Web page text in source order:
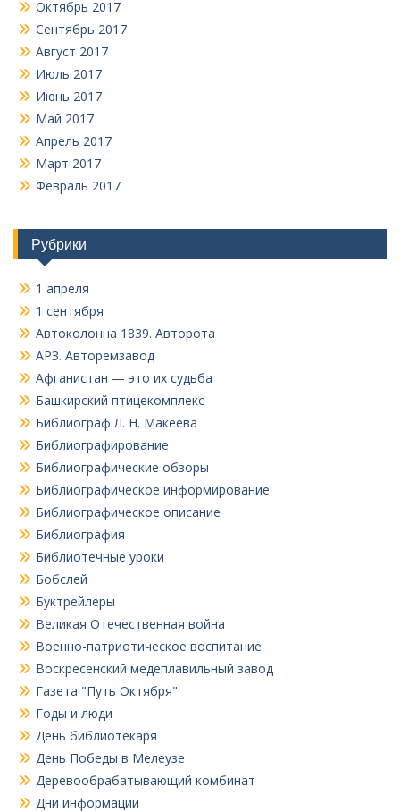
Октябрь 2017
Сентябрь 2017
Август 2017
Июль 2017
Июнь 2017
Май 2017
Апрель 2017
Март 2017
Февраль 2017
Рубрики
1 апреля
1 сентября
Автоколонна 1839. Авторота
АРЗ. Авторемзавод
Афганистан — это их судьба
Башкирский птицекомплекс
Библиограф Л. Н. Макеева
Библиографирование
Библиографические обзоры
Библиографическое информирование
Библиографическое описание
Библиография
Библиотечные уроки
Бобслей
Буктрейлеры
Великая Отечественная война
Военно-патриотическое воспитание
Воскресенский медеплавильный завод
Газета "Путь Октября"
Годы и люди
День библиотекаря
День Победы в Мелеузе
Деревообрабатывающий комбинат
Дни информации